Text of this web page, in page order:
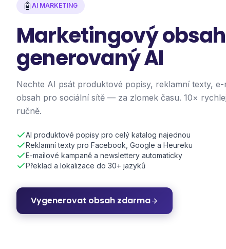
🤖 AI MARKETING
Marketingový obsah
generovaný AI
Nechte AI psát produktové popisy, reklamní texty, e-
obsah pro sociální sítě — za zlomek času. 10×
ručně.
AI produktové popisy pro celý katalog najednou
Reklamní texty pro Facebook, Google a Heureku
E-mailové kampaně a newslettery automaticky
Překlad a lokalizace do 30+ jazyků
Vygenerovat obsah zdarma